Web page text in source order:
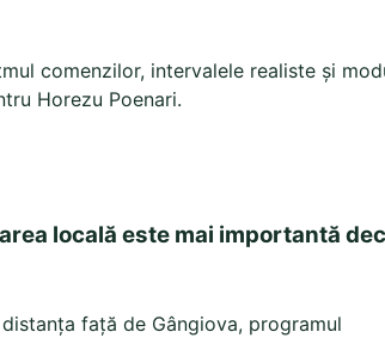
comenzilor, intervalele realiste și
Horezu Poenari.
locală este mai importantă
față de Gângiova, programul